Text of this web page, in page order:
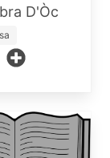
D'Òc